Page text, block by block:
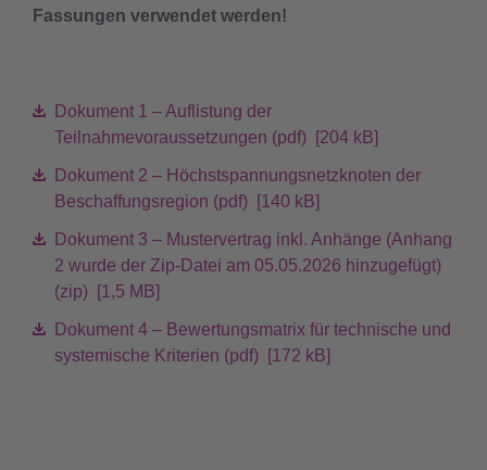
Fassungen verwendet werden!
Dokument 1 – Auflistung der
Teilnahmevoraussetzungen (pdf) [204 kB]
Dokument 2 – Höchstspannungsnetzknoten der
Beschaffungsregion (pdf) [140 kB]
Dokument 3 – Mustervertrag inkl. Anhänge (Anhang
2 wurde der Zip-Datei am 05.05.2026 hinzugefügt)
(zip) [1,5 MB]
Dokument 4 – Bewertungsmatrix für technische und
systemische Kriterien (pdf) [172 kB]